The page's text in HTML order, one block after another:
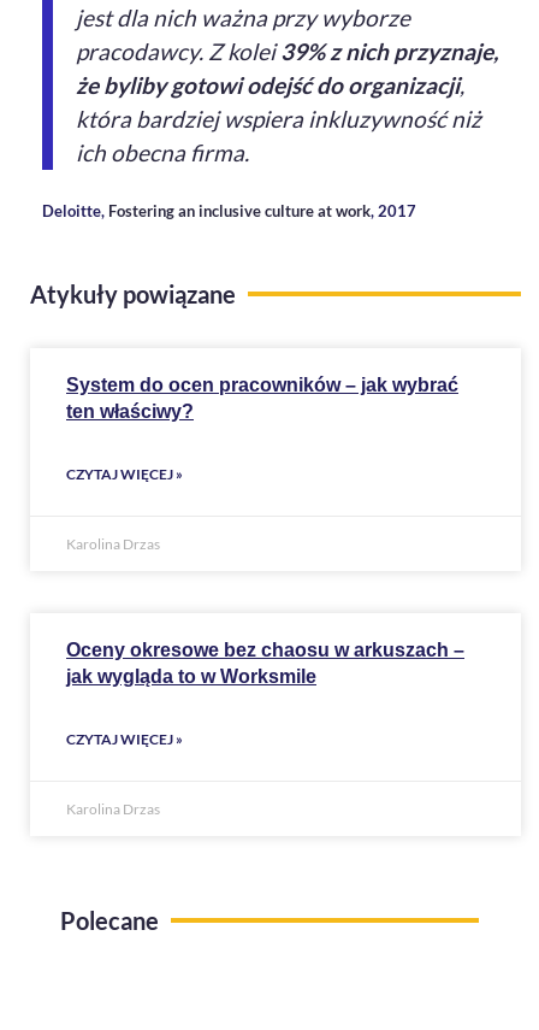
jest dla nich ważna przy wyborze
pracodawcy. Z kolei39% z nich przyznaje,
że byliby gotowi odejść do organizacji,
która bardziej wspiera inkluzywność niż
ich obecna firma.
Deloitte, Fostering an inclusive culture at work, 2017
Atykuły powiązane
System do ocen pracowników – jak wybrać
ten właściwy?
CZYTAJ WIĘCEJ »
Karolina Drzas
Oceny okresowe bez chaosu w arkuszach –
jak wygląda to w Worksmile
CZYTAJ WIĘCEJ »
Karolina Drzas
Polecane